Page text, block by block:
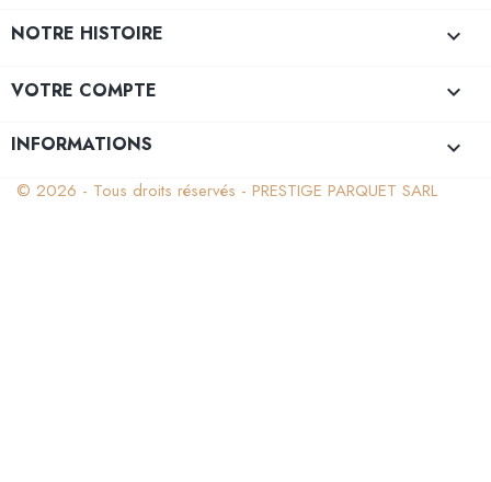
NOTRE HISTOIRE 
VOTRE COMPTE 
INFORMATIONS keyboard_arrow_down
© 2026 - Tous droits réservés - PRESTIGE PARQUET SARL